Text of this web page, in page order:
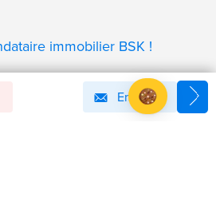
Email
immobilier BSK !